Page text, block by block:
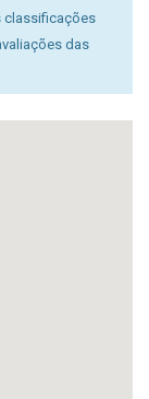
classificações
das